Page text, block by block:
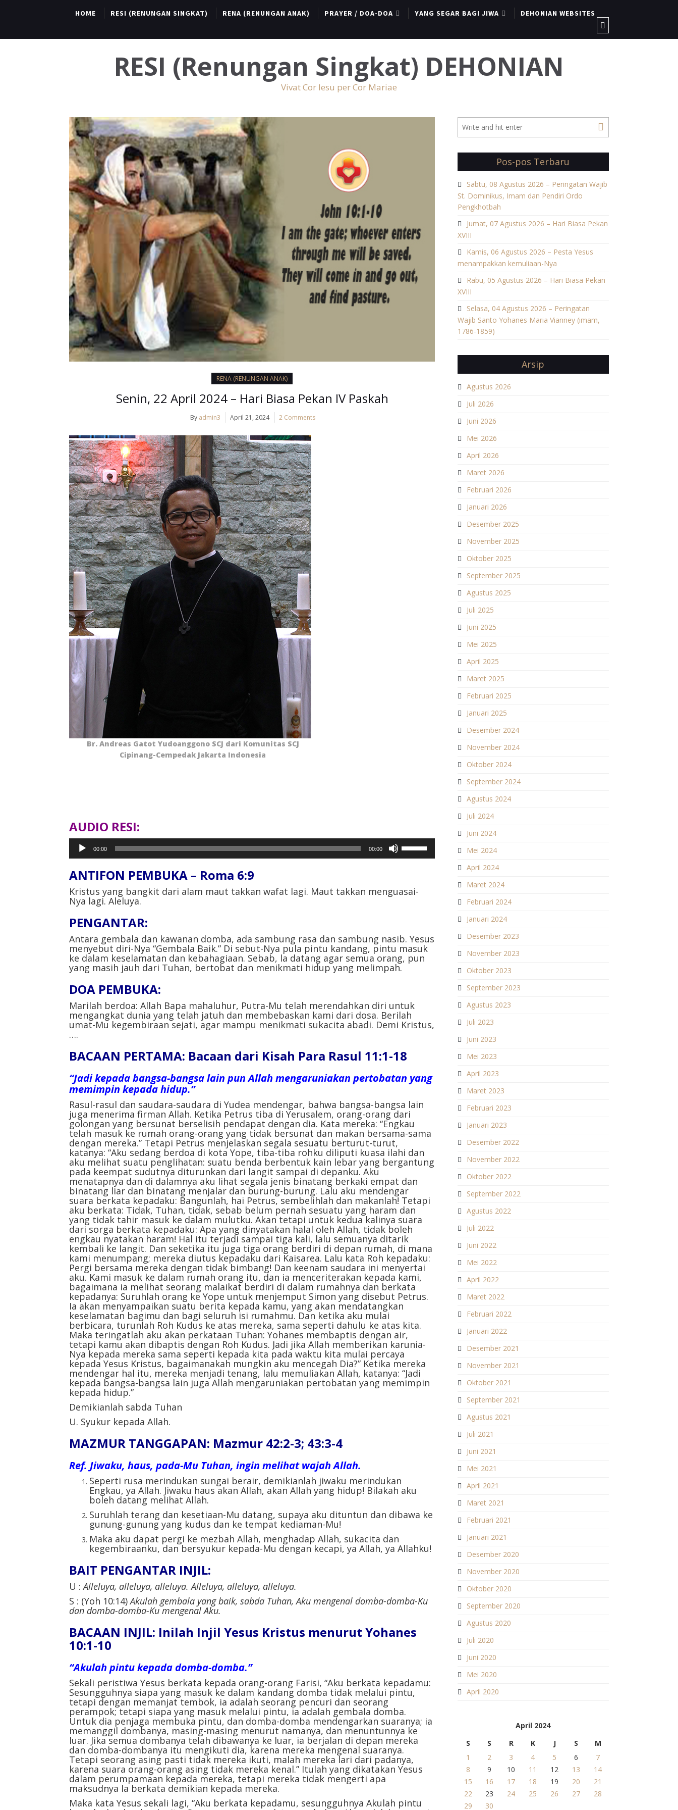
HOME RESI (RENUNGAN SINGKAT) RENA (RENUNGAN ANAK) PRAYER / DOA-DOA YANG SEGAR BAGI JIWA DEHONIAN WEBSITES
RESI (Renungan Singkat) DEHONIAN
Vivat Cor Iesu per Cor Mariae
RENA (RENUNGAN ANAK)
Senin, 22 April 2024 – Hari Biasa Pekan IV Paskah
By admin3 April 21, 2024 2 Comments
Br. Andreas Gatot Yudoanggono SCJ dari Komunitas SCJ
Cipinang-Cempedak Jakarta Indonesia
AUDIO RESI:
Pemutar
Audio
00:00 00:00
untuk
ANTIFON PEMBUKA – Roma 6:9⁣
Kristus yang bangkit dari alam maut takkan wafat lagi. Maut takkan menguasai-
Nya lagi. Aleluya.⁣
PENGANTAR⁣:
Antara gembala dan kawanan domba, ada sambung rasa dan sambung nasib. Yesus
menyebut diri-Nya “Gembala Baik.” Di sebut-Nya pula pintu kandang, pintu masuk
ke dalam keselamatan dan kebahagiaan. Sebab, la datang agar semua orang, pun
yang masih jauh dari Tuhan, bertobat dan menikmati hidup yang melimpah.⁣⁣
DOA PEMBUKA⁣:
Marilah berdoa: Allah Bapa mahaluhur, Putra-Mu telah merendahkan diri untuk
mengangkat dunia yang telah jatuh dan membebaskan kami dari dosa. Berilah
umat-Mu kegembiraan sejati, agar mampu menikmati sukacita abadi. Demi Kristus,
….⁣
BACAAN PERTAMA: Bacaan dari Kisah Para Rasul 11:1-18
“Jadi kepada bangsa-bangsa lain pun Allah mengaruniakan pertobatan yang
memimpin kepada hidup.”
Rasul-rasul dan saudara-saudara di Yudea mendengar, bahwa bangsa-bangsa lain
juga menerima firman Allah. Ketika Petrus tiba di Yerusalem, orang-orang dari
golongan yang bersunat berselisih pendapat dengan dia. Kata mereka: “Engkau
telah masuk ke rumah orang-orang yang tidak bersunat dan makan bersama-sama
dengan mereka.” Tetapi Petrus menjelaskan segala sesuatu berturut-turut,
katanya: “Aku sedang berdoa di kota Yope, tiba-tiba rohku diliputi kuasa ilahi dan
aku melihat suatu penglihatan: suatu benda berbentuk kain lebar yang bergantung
pada keempat sudutnya diturunkan dari langit sampai di depanku. Aku
menatapnya dan di dalamnya aku lihat segala jenis binatang berkaki empat dan
binatang liar dan binatang menjalar dan burung-burung. Lalu aku mendengar
suara berkata kepadaku: Bangunlah, hai Petrus, sembelihlah dan makanlah! Tetapi
aku berkata: Tidak, Tuhan, tidak, sebab belum pernah sesuatu yang haram dan
yang tidak tahir masuk ke dalam mulutku. Akan tetapi untuk kedua kalinya suara
dari sorga berkata kepadaku: Apa yang dinyatakan halal oleh Allah, tidak boleh
engkau nyatakan haram! Hal itu terjadi sampai tiga kali, lalu semuanya ditarik
kembali ke langit. Dan seketika itu juga tiga orang berdiri di depan rumah, di mana
kami menumpang; mereka diutus kepadaku dari Kaisarea. Lalu kata Roh kepadaku:
Pergi bersama mereka dengan tidak bimbang! Dan keenam saudara ini menyertai
aku. Kami masuk ke dalam rumah orang itu, dan ia menceriterakan kepada kami,
bagaimana ia melihat seorang malaikat berdiri di dalam rumahnya dan berkata
kepadanya: Suruhlah orang ke Yope untuk menjemput Simon yang disebut Petrus.
Ia akan menyampaikan suatu berita kepada kamu, yang akan mendatangkan
keselamatan bagimu dan bagi seluruh isi rumahmu. Dan ketika aku mulai
berbicara, turunlah Roh Kudus ke atas mereka, sama seperti dahulu ke atas kita.
Maka teringatlah aku akan perkataan Tuhan: Yohanes membaptis dengan air,
tetapi kamu akan dibaptis dengan Roh Kudus. Jadi jika Allah memberikan karunia-
Nya kepada mereka sama seperti kepada kita pada waktu kita mulai percaya
kepada Yesus Kristus, bagaimanakah mungkin aku mencegah Dia?” Ketika mereka
mendengar hal itu, mereka menjadi tenang, lalu memuliakan Allah, katanya: “Jadi
kepada bangsa-bangsa lain juga Allah mengaruniakan pertobatan yang memimpin
kepada hidup.”
Demikianlah sabda Tuhan
U. Syukur kepada Allah.
MAZMUR TANGGAPAN: Mazmur 42:2-3; 43:3-4
Ref. Jiwaku, haus, pada-Mu Tuhan, ingin melihat wajah Allah.
Seperti rusa merindukan sungai berair, demikianlah jiwaku merindukan
Engkau, ya Allah. Jiwaku haus akan Allah, akan Allah yang hidup! Bilakah aku
boleh datang melihat Allah.
Suruhlah terang dan kesetiaan-Mu datang, supaya aku dituntun dan dibawa ke
gunung-gunung yang kudus dan ke tempat kediaman-Mu!
Maka aku dapat pergi ke mezbah Allah, menghadap Allah, sukacita dan
kegembiraanku, dan bersyukur kepada-Mu dengan kecapi, ya Allah, ya Allahku!
BAIT PENGANTAR INJIL:
U :Alleluya, alleluya, alleluya. Alleluya, alleluya, alleluya.
S : (Yoh 10:14)Akulah gembala yang baik, sabda Tuhan, Aku mengenal domba-domba-Ku
dan domba-domba-Ku mengenal Aku.
BACAAN INJIL: Inilah Injil Yesus Kristus menurut Yohanes
10:1-10
“Akulah pintu kepada domba-domba.”
Sekali peristiwa Yesus berkata kepada orang-orang Farisi, “Aku berkata kepadamu:
Sesungguhnya siapa yang masuk ke dalam kandang domba tidak melalui pintu,
tetapi dengan memanjat tembok, ia adalah seorang pencuri dan seorang
perampok; tetapi siapa yang masuk melalui pintu, ia adalah gembala domba.
Untuk dia penjaga membuka pintu, dan domba-domba mendengarkan suaranya; ia
memanggil dombanya, masing-masing menurut namanya, dan menuntunnya ke
luar. Jika semua dombanya telah dibawanya ke luar, ia berjalan di depan mereka
dan domba-dombanya itu mengikuti dia, karena mereka mengenal suaranya.
Tetapi seorang asing pasti tidak mereka ikuti, malah mereka lari dari padanya,
karena suara orang-orang asing tidak mereka kenal.” Itulah yang dikatakan Yesus
dalam perumpamaan kepada mereka, tetapi mereka tidak mengerti apa
maksudnya Ia berkata demikian kepada mereka.
Maka kata Yesus sekali lagi, “Aku berkata kepadamu, sesungguhnya Akulah pintu
Pos-pos Terbaru
Sabtu, 08 Agustus 2026 – Peringatan Wajib
St. Dominikus, Imam dan Pendiri Ordo
Pengkhotbah
Jumat, 07 Agustus 2026 – Hari Biasa Pekan
XVIII
Kamis, 06 Agustus 2026 – Pesta Yesus
menampakkan kemuliaan-Nya
Rabu, 05 Agustus 2026 – Hari Biasa Pekan
XVIII
Selasa, 04 Agustus 2026 – Peringatan
Wajib Santo Yohanes Maria Vianney (imam,
1786-1859)
Arsip
Agustus 2026
Juli 2026
Juni 2026
Mei 2026
April 2026
Maret 2026
Februari 2026
Januari 2026
Desember 2025
November 2025
Oktober 2025
September 2025
Agustus 2025
Juli 2025
Juni 2025
Mei 2025
April 2025
Maret 2025
Februari 2025
Januari 2025
Desember 2024
November 2024
Oktober 2024
September 2024
Agustus 2024
Juli 2024
Juni 2024
Mei 2024
April 2024
Maret 2024
Februari 2024
Januari 2024
Desember 2023
November 2023
Oktober 2023
September 2023
Agustus 2023
Juli 2023
Juni 2023
Mei 2023
April 2023
Maret 2023
Februari 2023
Januari 2023
Desember 2022
November 2022
Oktober 2022
September 2022
Agustus 2022
Juli 2022
Juni 2022
Mei 2022
April 2022
Maret 2022
Februari 2022
Januari 2022
Desember 2021
November 2021
Oktober 2021
September 2021
Agustus 2021
Juli 2021
Juni 2021
Mei 2021
April 2021
Maret 2021
Februari 2021
Januari 2021
Desember 2020
November 2020
Oktober 2020
September 2020
Agustus 2020
Juli 2020
Juni 2020
Mei 2020
April 2020
April 2024
S
S R K J S
M
1
2 3 4 5 6
7
8
9 10 11 12 13
14
15
16 17 18 19 20
21
22
23 24 25 26 27
28
29
30